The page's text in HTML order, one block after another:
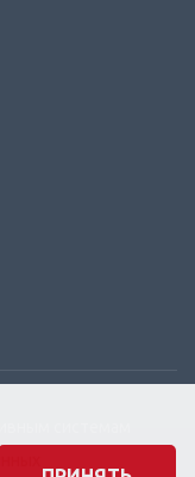
системам